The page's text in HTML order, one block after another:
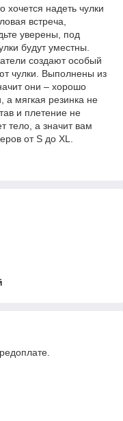
хочется надеть чулки
встреча,
уверены, под
будут уместны.
создают особый
чулки. Выполнены из
они – хорошо
а мягкая резинка не
и плетение не
тело, а значит вам
от S до XL.